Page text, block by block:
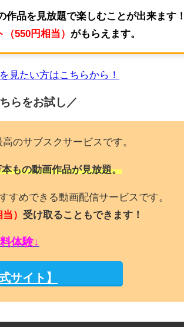
品を見放題で楽しむことが出来ます！
550円相当） がもらえます。
見たい方はこちらから！
らをお試し／
のサブスクサービスです。
もの動画作品が見放題。
すめできる動画配信サービスです。
） 受け取ることもできます！
体験↓
サイト】